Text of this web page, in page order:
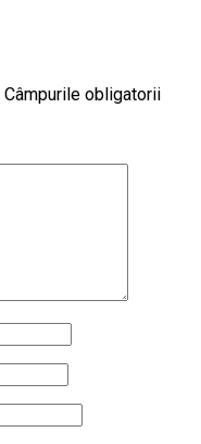
Câmpurile obligatorii